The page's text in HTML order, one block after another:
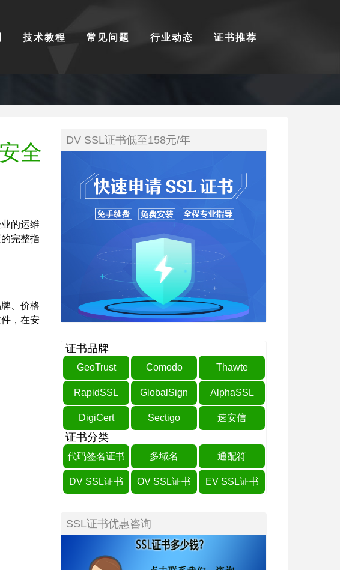
技术教程 常见问题 行业动态 证书推荐
全
的运维
完整指
、价格
，在安
DV SSL证书低至158元/年
证书品牌
GeoTrust Comodo Thawte
RapidSSL GlobalSign AlphaSSL
DigiCert Sectigo 速安信
证书分类
代码签名证书 多域名 通配符
DV SSL证书 OV SSL证书 EV SSL证书
SSL证书优惠咨询